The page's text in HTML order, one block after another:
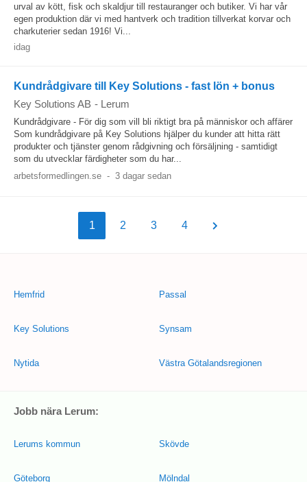
urval av kött, fisk och skaldjur till restauranger och butiker. Vi har vår
egen produktion där vi med hantverk och tradition tillverkat korvar och
charkuterier sedan 1916! Vi...
idag
Kundrådgivare till Key Solutions - fast lön + bonus
Key Solutions AB - Lerum
Kundrådgivare - För dig som vill bli riktigt bra på människor och affärer
Som kundrådgivare på Key Solutions hjälper du kunder att hitta rätt
produkter och tjänster genom rådgivning och försäljning - samtidigt
som du utvecklar färdigheter som du har...
arbetsformedlingen.se - 3 dagar sedan
1 2 3 4
Hemfrid
Key Solutions
Nytida
Passal
Synsam
Västra Götalandsregionen
Jobb nära Lerum:
Lerums kommun
Göteborg
Skövde
Mölndal